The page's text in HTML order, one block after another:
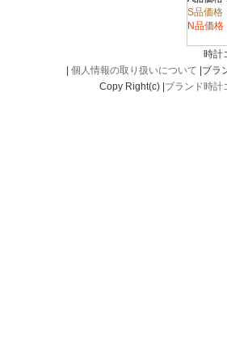
S品価格
N品価格
時計
個人情報の取り扱いについて |ブラ
Copy Right(c) | ブランド時計